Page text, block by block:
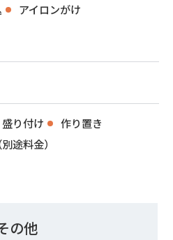
アイロンがけ
り付け
作り置き
途料金）
の他